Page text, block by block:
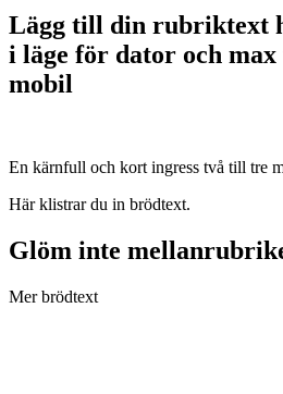
Lägg till din rubriktext
i läge för dator och
mobil
En kärnfull och kort ingress två till tre
Här klistrar du in brödtext.
Glöm inte
Mer brödtext